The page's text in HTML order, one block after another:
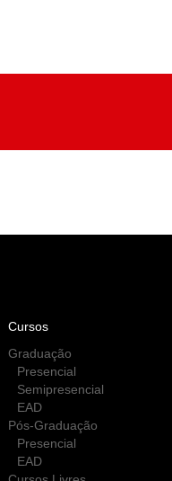
Cursos
Graduação
Presencial
Semipresencial
EAD
Pós-Graduação
Presencial
EAD